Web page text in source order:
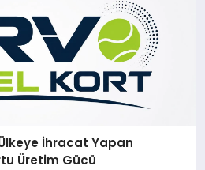
İhracat Yapan
Üretim Gücü